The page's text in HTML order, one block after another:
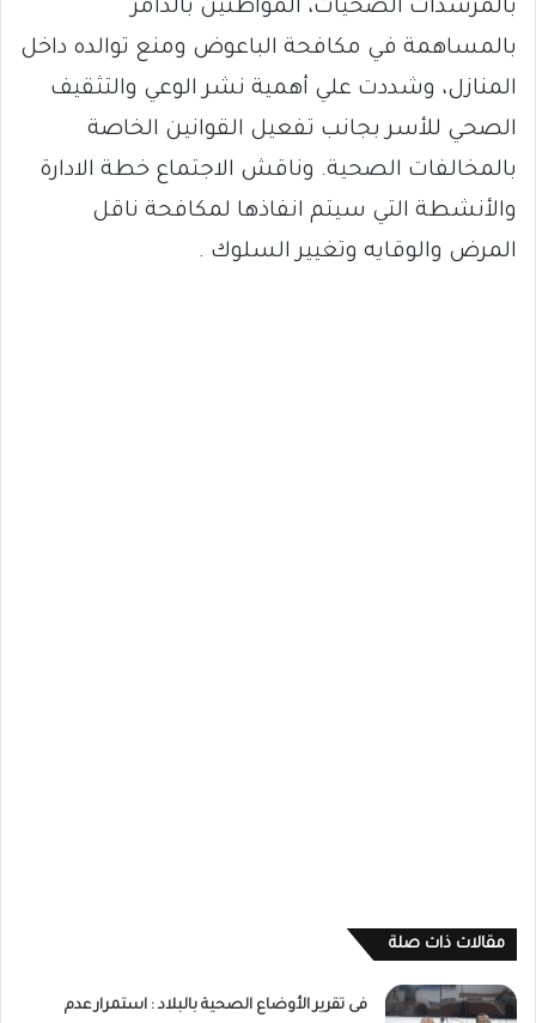
بالمرشدات الصحيات، المواطنين بالدامر
بالمساهمة في مكافحة الباعوض ومنع توالده داخل
المنازل، وشددت علي أهمية نشر الوعي والتثقيف
الصحي للأسر بجانب تفعيل القوانين الخاصة
بالمخالفات الصحية. وناقش الاجتماع خطة الادارة
والأنشطة التي سيتم انفاذها لمكافحة ناقل
المرض والوقايه وتغيير السلوك .
مقالات ذات صلة
فى تقرير الأوضاع الصحية بالبلاد : استمرار عدم